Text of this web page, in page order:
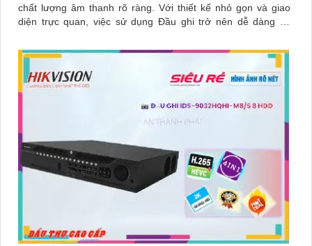
chất lượng âm thanh rõ ràng. Với thiết kế nhỏ gọn và giao
diện trực quan, việc sử dụng Đầu ghi trở nên dễ dàng và